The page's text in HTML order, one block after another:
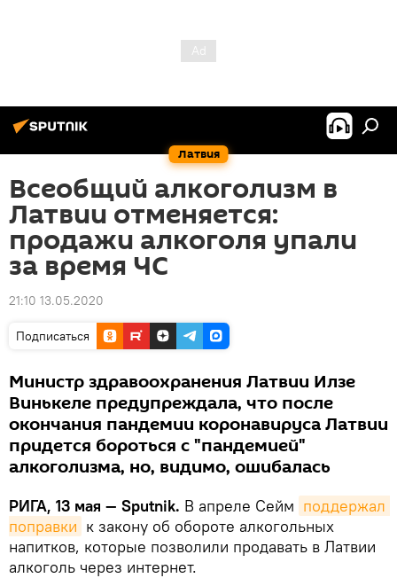
Латвия
Всеобщий алкоголизм в
Латвии отменяется:
продажи алкоголя упали
за время ЧС
21:10 13.05.2020
Подписаться
Министр здравоохранения Латвии Илзе
Винькеле предупреждала, что после
окончания пандемии коронавируса Латвии
придется бороться с "пандемией"
алкоголизма, но, видимо, ошибалась
РИГА, 13 мая — Sputnik. В апреле Сейм поддержал
поправки к закону об обороте алкогольных
напитков, которые позволили продавать в Латвии
алкоголь через интернет.